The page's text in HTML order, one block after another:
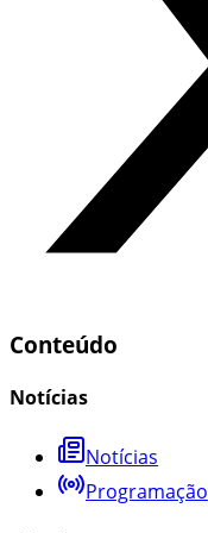
Conteúdo
Notícias
Notícias
Programação